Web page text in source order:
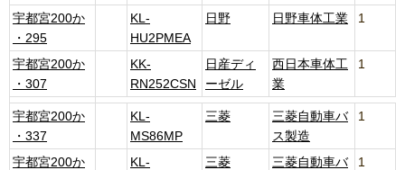
宇都宮200か
・295
KL-
HU2PMEA
日野 日野車体工業 1
宇都宮200か
・307
KK-
RN252CSN
日産ディ
ーゼル
西日本車体工
業
1
宇都宮200か
・337
KL-
MS86MP
三菱
三菱自動車バ
ス製造
1
宇都宮200か
KL-
三菱
三菱自動車バ
1